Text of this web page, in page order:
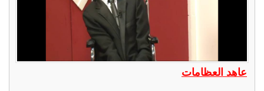
عاهد العظامات